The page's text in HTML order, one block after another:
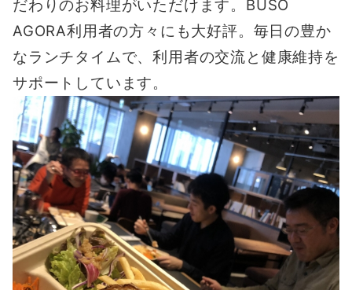
だわりのお料理がいただけます。BUSO
AGORA利用者の方々にも大好評。毎日の豊か
なランチタイムで、利用者の交流と健康維持を
サポートしています。